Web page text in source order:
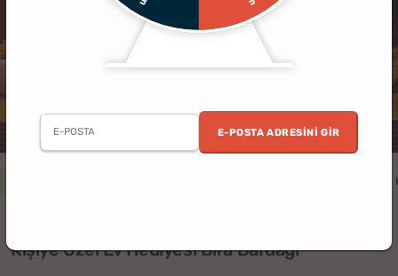
E-POSTA ADRESINI GIR
Kişiye Özel Ev Hediyesi Bira Bardağı